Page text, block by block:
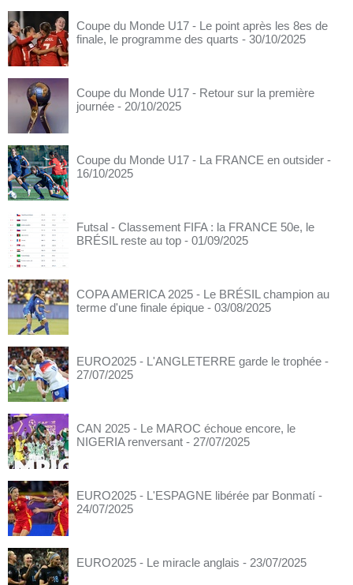
Coupe du Monde U17 - Le point après les 8es de
finale, le programme des quarts - 30/10/2025
Coupe du Monde U17 - Retour sur la première
journée - 20/10/2025
Coupe du Monde U17 - La FRANCE en outsider -
16/10/2025
Futsal - Classement FIFA : la FRANCE 50e, le
BRÉSIL reste au top - 01/09/2025
COPA AMERICA 2025 - Le BRÉSIL champion au
terme d'une finale épique - 03/08/2025
EURO2025 - L'ANGLETERRE garde le trophée -
27/07/2025
CAN 2025 - Le MAROC échoue encore, le
NIGERIA renversant - 27/07/2025
EURO2025 - L'ESPAGNE libérée par Bonmatí -
24/07/2025
EURO2025 - Le miracle anglais - 23/07/2025